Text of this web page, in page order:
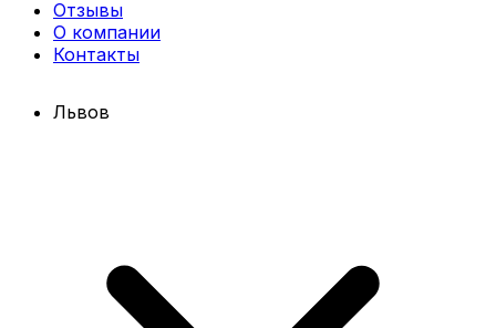
Отзывы
О компании
Контакты
Львов